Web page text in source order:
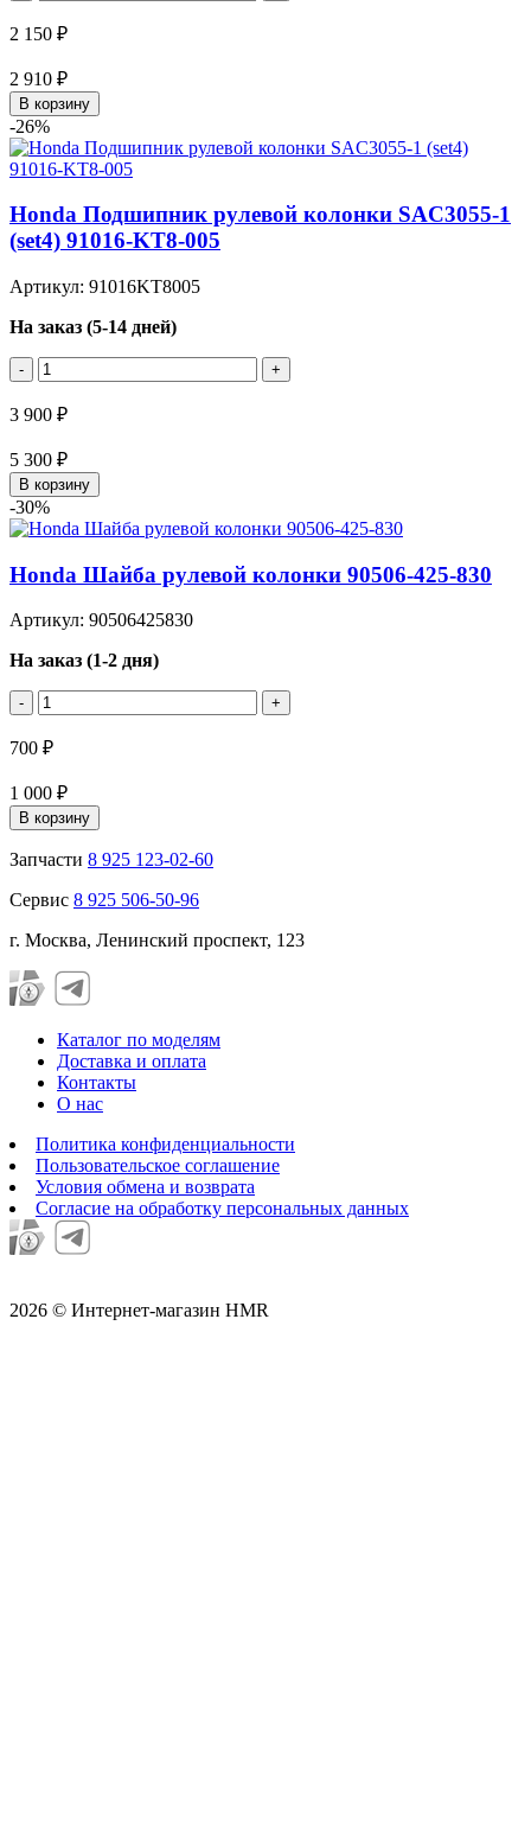
2 150 ₽
2 910 ₽
В корзину
-26%
Honda Подшипник рулевой колонки SAC3055-1
(set4) 91016-KT8-005
Артикул: 91016KT8005
На заказ (5-14 дней)
- +
3 900 ₽
5 300 ₽
В корзину
-30%
Honda Шайба рулевой колонки 90506-425-830
Артикул: 90506425830
На заказ (1-2 дня)
- +
700 ₽
1 000 ₽
В корзину
Запчасти 8 925 123-02-60
Сервис 8 925 506-50-96
г. Москва, Ленинский проспект, 123
Каталог по моделям
Доставка и оплата
Контакты
О нас
Политика конфиденциальности
Пользовательское соглашение
Условия обмена и возврата
Согласие на обработку персональных данных
2026 © Интернет-магазин HMR